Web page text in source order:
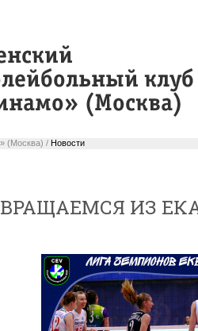
(Москва) / Новости
ИЗ